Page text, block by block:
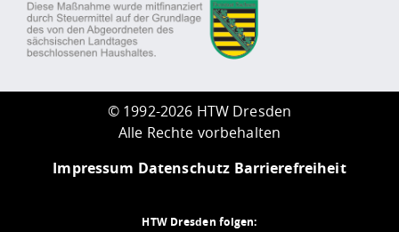
© 1992-2026 HTW Dresden
Alle Rechte vorbehalten
Impressum Datenschutz Barrierefreiheit
HTW Dresden folgen: